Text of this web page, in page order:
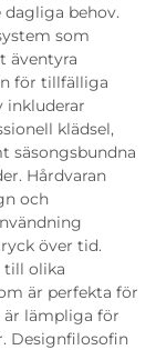
behov.
som
äventyra
för tillfälliga
inkluderar
klädsel,
säsongsbundna
Hårdvaran
och
över tid.
till olika
är perfekta för
lämpliga för
Designfilosofin